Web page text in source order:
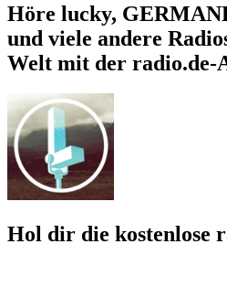
Höre lucky,
und viele andere
Welt mit der radio.de-
Hol dir die kostenlose